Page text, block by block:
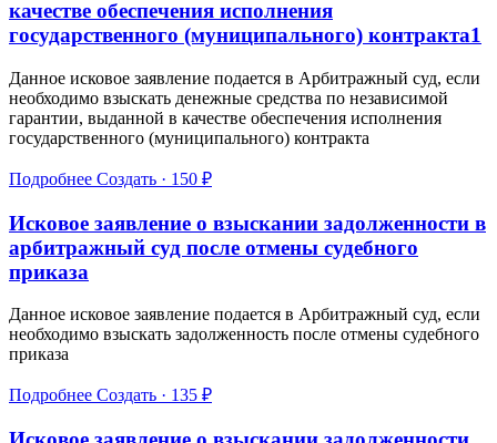
качестве обеспечения исполнения
государственного (муниципального) контракта1
Данное исковое заявление подается в Арбитражный суд, если
необходимо взыскать денежные средства по независимой
гарантии, выданной в качестве обеспечения исполнения
государственного (муниципального) контракта
Подробнее Создать · 150 ₽
Исковое заявление о взыскании задолженности в
арбитражный суд после отмены судебного
приказа
Данное исковое заявление подается в Арбитражный суд, если
необходимо взыскать задолженность после отмены судебного
приказа
Подробнее Создать · 135 ₽